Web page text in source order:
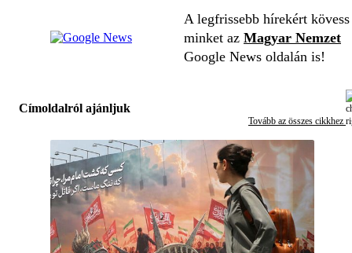
A legfrissebb hírekért kövess
minket az Magyar Nemzet
Google News oldalán is!
Címoldalról ajánljuk
Tovább az összes cikkhez